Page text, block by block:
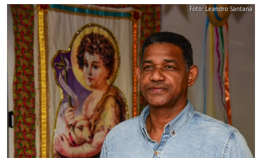
Foto: Leandro Santana